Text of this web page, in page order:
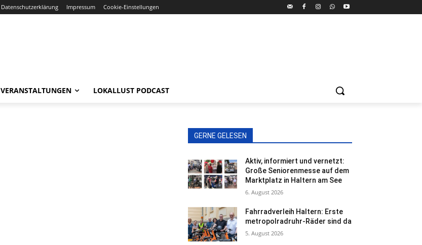
Datenschutzerklärung Impressum Cookie-Einstellungen
VERANSTALTUNGEN LOKALLUST PODCAST
GERNE GELESEN
Aktiv, informiert und vernetzt:
Große Seniorenmesse auf dem
Marktplatz in Haltern am See
6. August 2026
Fahrradverleih Haltern: Erste
metropolradruhr-Räder sind da
5. August 2026